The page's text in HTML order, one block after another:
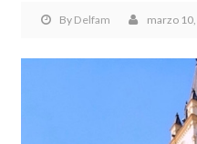
By Delfam marzo